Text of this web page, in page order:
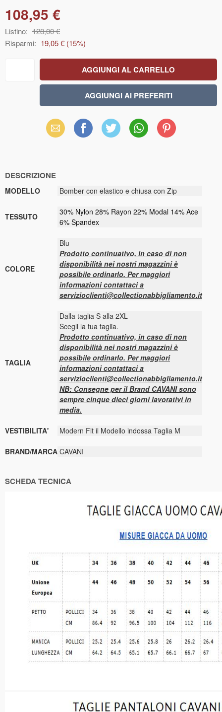
108,95 €
Listino: 128,00 €
Risparmi: 19,05 € (15%)
Email Facebook X WhatsAppPinterest
DESCRIZIONE
MODELLO Bomber con elastico e chiusa con Zip
TESSUTO
30% Nylon 28% Rayon 22% Modal 14% Ace
6% Spandex
COLORE
Blu
Prodotto continuativo, in caso di non
disponibilità nei nostri magazzini è
possibile ordinarlo. Per maggiori
informazioni contattaci a
servizioclienti@collectionabbigliamento.it
TAGLIA
Dalla taglia S alla 2XL
Scegli la tua taglia.
Prodotto continuativo, in caso di non
disponibilità nei nostri magazzini è
possibile ordinarlo. Per maggiori
informazioni contattaci a
servizioclienti@collectionabbigliamento.it
NB: Consegne per il Brand CAVANI sono
sempre cinque dieci giorni lavorativi in
media.
VESTIBILITA' Modern Fit il Modello indossa Taglia M
BRAND/MARCA CAVANI
SCHEDA TECNICA